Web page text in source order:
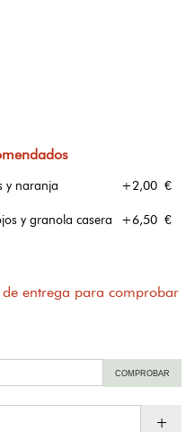
y naranja +2,00 €
y granola casera +6,50 €
entrega para comprobar
COMPROBAR
+